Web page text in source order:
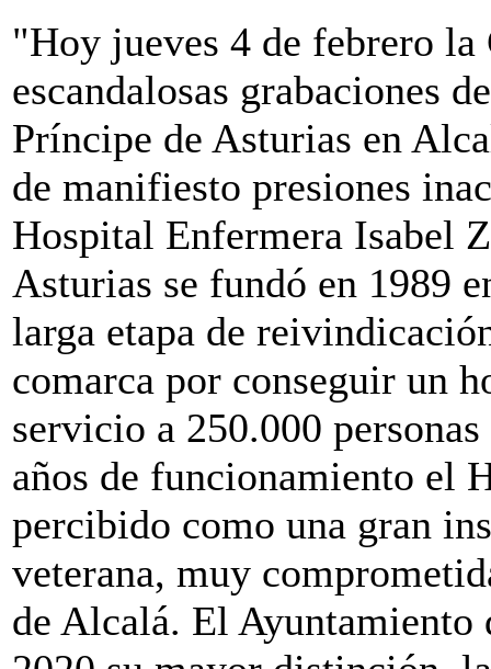
"Hoy jueves 4 de febrero la
escandalosas grabaciones
Príncipe de Asturias en
de manifiesto presiones
Hospital Enfermera Isabel
Asturias se fundó en 1989
larga etapa de
comarca por conseguir un
servicio a 250.000
años de funcionamiento el
percibido como una gran
veterana, muy
de Alcalá. El Ayuntamiento